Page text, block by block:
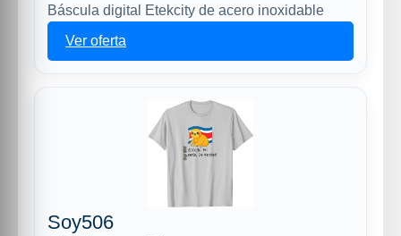
Báscula digital Etekcity de acero inoxidable
Ver oferta
Soy506